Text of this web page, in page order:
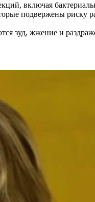
включая
подвержены риску
зуд, жжение и